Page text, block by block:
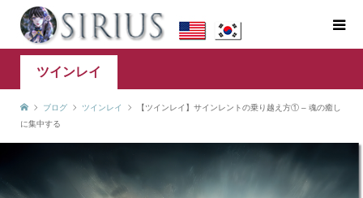
ツインレイ
ブログ ツインレイ
【ツインレイ】サインレントの乗り越え方① – 魂の癒し
に集中する